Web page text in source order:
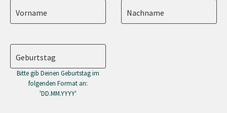
Vorname Nachname
Geburtstag
Bitte gib Deinen Geburtstag im
folgenden Format an:
'DD.MM.YYYY'